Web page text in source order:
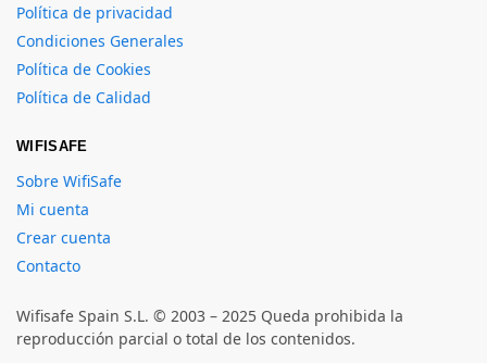
Política de privacidad
Condiciones Generales
Política de Cookies
Política de Calidad
WIFISAFE
Sobre WifiSafe
Mi cuenta
Crear cuenta
Contacto
Wifisafe Spain S.L. © 2003 – 2025 Queda prohibida la
reproducción parcial o total de los contenidos.